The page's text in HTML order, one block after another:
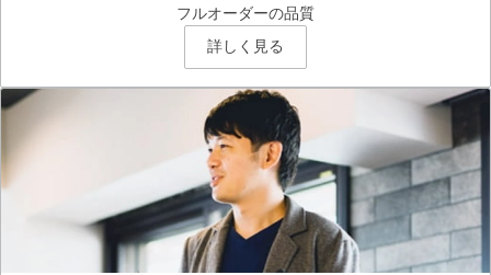
フルオーダーの品質
詳しく見る